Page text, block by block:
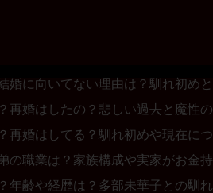
婚に向いてない理由は？馴れ初めと
再婚はしたの？悲しい過去と魔性の
再婚はしてる？馴れ初めや現在につ
の職業は？家族構成や実家がお金持
年齢や経歴は？多部未華子との馴れ